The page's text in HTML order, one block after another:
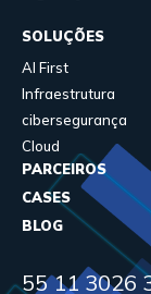
SOLUÇÕES
AI First
Infraestrutura
cibersegurança
Cloud
PARCEIROS
CASES
BLOG
55 11 3026